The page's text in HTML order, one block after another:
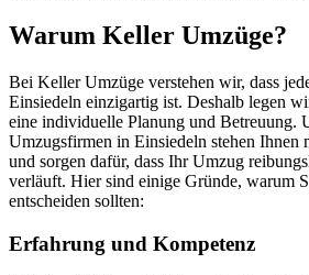
Warum Keller Umzüge?
Bei Keller Umzüge verstehen wir, dass
Einsiedeln einzigartig ist. Deshalb legen
eine individuelle Planung und Betreuung.
Umzugsfirmen in Einsiedeln stehen Ihnen
und sorgen dafür, dass Ihr Umzug
verläuft. Hier sind einige Gründe, warum
entscheiden sollten:
Erfahrung und Kompetenz